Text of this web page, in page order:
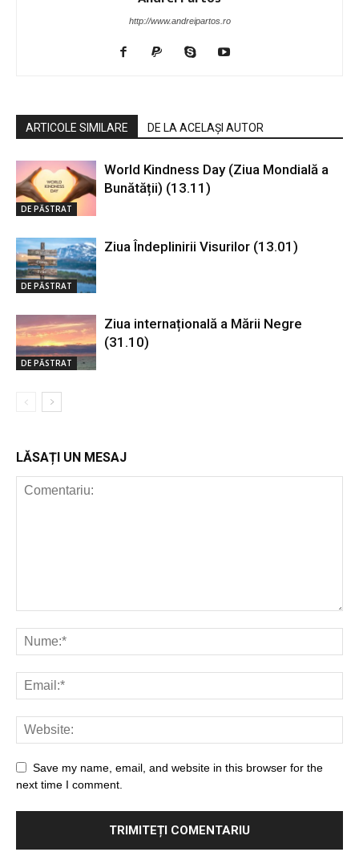
http://www.andreipartos.ro
ARTICOLE SIMILARE DE LA ACELAȘI AUTOR
DE PĂSTRAT
World Kindness Day (Ziua Mondială a
Bunătății) (13.11)
DE PĂSTRAT
Ziua Îndeplinirii Visurilor (13.01)
DE PĂSTRAT
Ziua internațională a Mării Negre
(31.10)
LĂSAȚI UN MESAJ
Save my name, email, and website in this browser for the
next time I comment.